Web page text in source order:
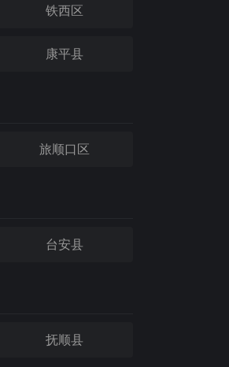
铁西区
康平县
旅顺口区
台安县
抚顺县